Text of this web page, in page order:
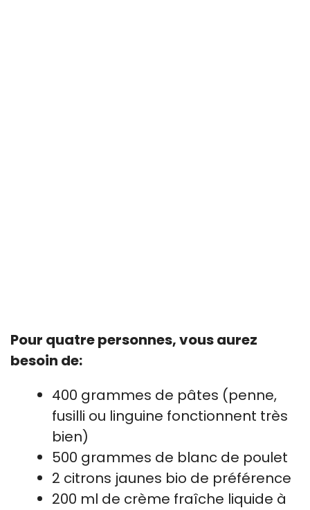
Pour quatre personnes, vous aurez
besoin de:
400 grammes de pâtes (penne,
fusilli ou linguine fonctionnent très
bien)
500 grammes de blanc de poulet
2 citrons jaunes bio de préférence
200 ml de crème fraîche liquide à